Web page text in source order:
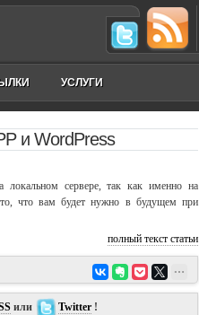
УСЛУГИ
и WordPress
локальном сервере, так как именно на
то, что вам будет нужно в будущем при
полный текст статьи
или Twitter !